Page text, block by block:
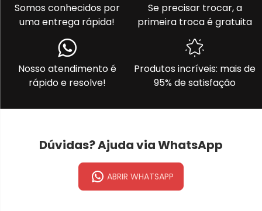
Somos conhecidos por
uma entrega rápida!
Se precisar trocar, a
primeira troca é gratuita
Nosso atendimento é
rápido e resolve!
Produtos incríveis: mais de
95% de satisfação
Dúvidas? Ajuda via WhatsApp
ABRIR WHATSAPP